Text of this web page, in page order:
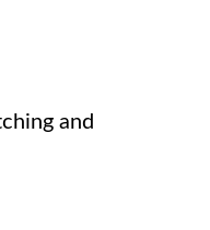
and